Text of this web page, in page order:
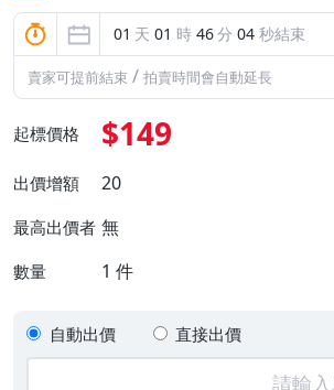
01 天 01 時 46分 04 秒結束
賣家可提前結束 / 拍賣時間會自動延長
起標價格 $149
出價增額 20
最高出價者 無
數量 1 件
自動出價 直接出價